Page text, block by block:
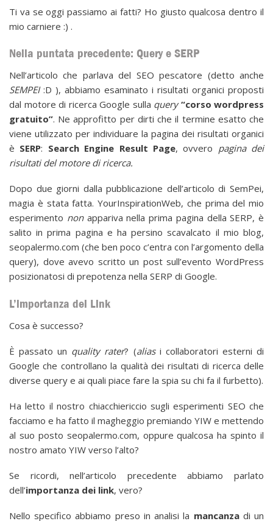
Ti va se oggi passiamo ai fatti? Ho giusto qualcosa dentro il
mio carniere :) .
Nella puntata precedente: Query e SERP
Nell’articolo che parlava del SEO pescatore (detto anche
SEMPEI:D ), abbiamo esaminato i risultati organici proposti
dal motore di ricerca Google sulla query “corso wordpress
gratuito”. Ne approfitto per dirti che il termine esatto che
viene utilizzato per individuare la pagina dei risultati organici
è SERP: Search Engine Result Page, ovvero pagina dei
risultati del motore di ricerca.
Dopo due giorni dalla pubblicazione dell’articolo di SemPei,
magia è stata fatta. YourInspirationWeb, che prima del mio
esperimento nonappariva nella prima pagina della SERP, è
salito in prima pagina e ha persino scavalcato il mio blog,
seopalermo.com (che ben poco c’entra con l’argomento della
query), dove avevo scritto un post sull’evento WordPress
posizionatosi di prepotenza nella SERP di Google.
L’importanza dei Link
Cosa è successo?
È passato un quality rater? (alias i collaboratori esterni di
Google che controllano la qualità dei risultati di ricerca delle
diverse query e ai quali piace fare la spia su chi fa il furbetto).
Ha letto il nostro chiacchiericcio sugli esperimenti SEO che
facciamo e ha fatto il magheggio premiando YIW e mettendo
al suo posto seopalermo.com, oppure qualcosa ha spinto il
nostro amato YIW verso l’alto?
Se ricordi, nell’articolo precedente abbiamo parlato
dell’importanza dei link, vero?
Nello specifico abbiamo preso in analisi la mancanzadi un